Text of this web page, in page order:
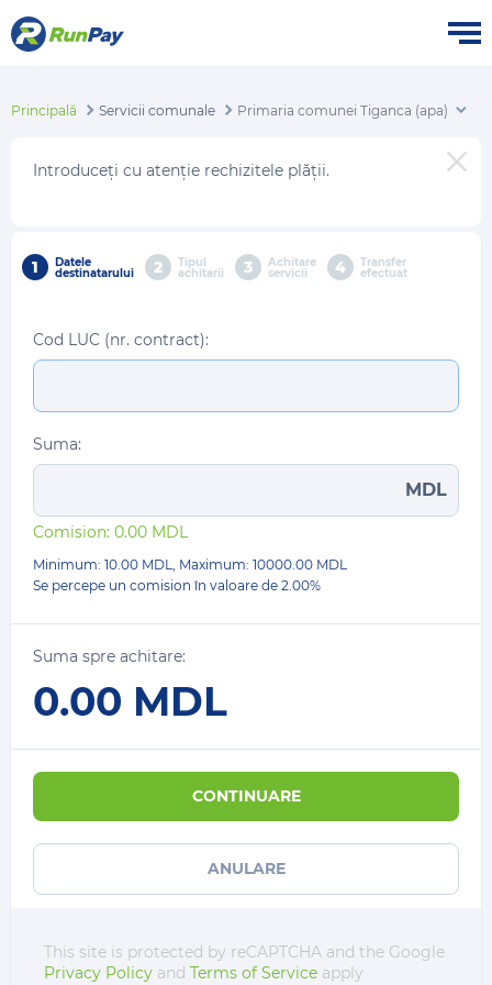
Principală Servicii comunale Primaria comunei Tiganca (apa)
1 Datele
destinatarului 2 Tipul
achitarii 3 Achitare
servicii 4 Transfer
efectuat
Cod LUC (nr. contract):
Suma:
MDL
Comision: 0.00 MDL
Minimum: 10.00 MDL, Maximum: 10000.00 MDL
Se percepe un comision în valoare de 2.00%
Suma spre achitare:
0.00 MDL
CONTINUARE
ANULARE
This site is protected by reCAPTCHA and the Google
Privacy Policy and Terms of Service apply
Introduceți cu atenție rechizitele plății.